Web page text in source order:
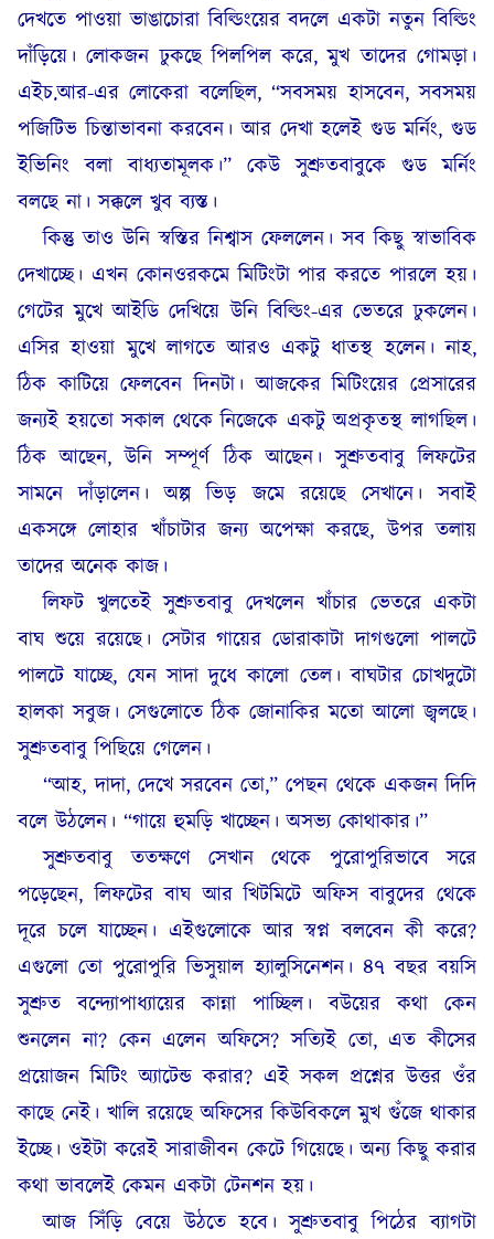
দেখতে পাওয়া ভাঙাচোরা বিল্ডিংয়ের বদলে একটা নতুন বিল্ডিং
দাঁড়িয়ে। লোকজন ঢুকছে পিলপিল করে, মুখ তাদের গোমড়া।
এইচ.আর-এর লোকেরা বলেছিল, “সবসময় হাসবেন, সবসময়
পজিটিভ চিন্তাভাবনা করবেন। আর দেখা হলেই গুড মর্নিং, গুড
ইভিনিং বলা বাধ্যতামূলক।” কেউ সুশ্রুতবাবুকে গুড মর্নিং
বলছে না। সক্কলে খুব ব্যস্ত।
কিন্তু তাও উনি স্বস্তির নিশ্বাস ফেললেন। সব কিছু স্বাভাবিক
দেখাচ্ছে। এখন কোনওরকমে মিটিংটা পার করতে পারলে হয়।
গেটের মুখে আইডি দেখিয়ে উনি বিল্ডিং-এর ভেতরে ঢুকলেন।
এসির হাওয়া মুখে লাগতে আরও একটু ধাতস্থ হলেন। নাহ,
ঠিক কাটিয়ে ফেলবেন দিনটা। আজকের মিটিংয়ের প্রেসারের
জন্যই হয়তো সকাল থেকে নিজেকে একটু অপ্রকৃতস্থ লাগছিল।
ঠিক আছেন, উনি সম্পূর্ণ ঠিক আছেন। সুশ্রুতবাবু লিফটের
সামনে দাঁড়ালেন। অল্প ভিড় জমে রয়েছে সেখানে। সবাই
একসঙ্গে লোহার খাঁচাটার জন্য অপেক্ষা করছে, উপর তলায়
তাদের অনেক কাজ।
লিফট খুলতেই সুশ্রুতবাবু দেখলেন খাঁচার ভেতরে একটা
বাঘ শুয়ে রয়েছে। সেটার গায়ের ডোরাকাটা দাগগুলো পালটে
পালটে যাচ্ছে, যেন সাদা দুধে কালো তেল। বাঘটার চোখদুটো
হালকা সবুজ। সেগুলোতে ঠিক জোনাকির মতো আলো জ্বলছে।
সুশ্রুতবাবু পিছিয়ে গেলেন।
“আহ, দাদা, দেখে সরবেন তো,” পেছন থেকে একজন দিদি
বলে উঠলেন। “গায়ে হুমড়ি খাচ্ছেন। অসভ্য কোথাকার।”
সুশ্রুতবাবু ততক্ষণে সেখান থেকে পুরোপুরিভাবে সরে
পড়েছেন, লিফটের বাঘ আর খিটমিটে অফিস বাবুদের থেকে
দূরে চলে যাচ্ছেন। এইগুলোকে আর স্বপ্ন বলবেন কী করে?
এগুলো তো পুরোপুরি ভিসুয়াল হ্যালুসিনেশন। ৪৭ বছর বয়সি
সুশ্রুত বন্দ্যোপাধ্যায়ের কান্না পাচ্ছিল। বউয়ের কথা কেন
শুনলেন না? কেন এলেন অফিসে? সত্যিই তো, এত কীসের
প্রয়োজন মিটিং অ্যাটেন্ড করার? এই সকল প্রশ্নের উত্তর ওঁর
কাছে নেই। খালি রয়েছে অফিসের কিউবিকলে মুখ গুঁজে থাকার
ইচ্ছে। ওইটা করেই সারাজীবন কেটে গিয়েছে। অন্য কিছু করার
কথা ভাবলেই কেমন একটা টেনশন হয়।
আজ সিঁড়ি বেয়ে উঠতে হবে। সুশ্রুতবাবু পিঠের ব্যাগটা